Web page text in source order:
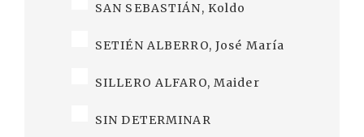
SAN SEBASTIÁN, Koldo
SETIÉN ALBERRO, José María
SILLERO ALFARO, Maider
SIN DETERMINAR